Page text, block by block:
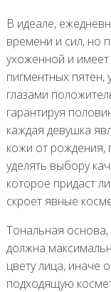
В идеале,
времени и сил, но
ухоженной и имеет
пигментных пятен,
глазами
гарантируя
каждая девушка
кожи от рождения,
уделять выбору
которое придаст
скроет явные
Тональная основа,
должна
цвету лица, иначе
подходящую